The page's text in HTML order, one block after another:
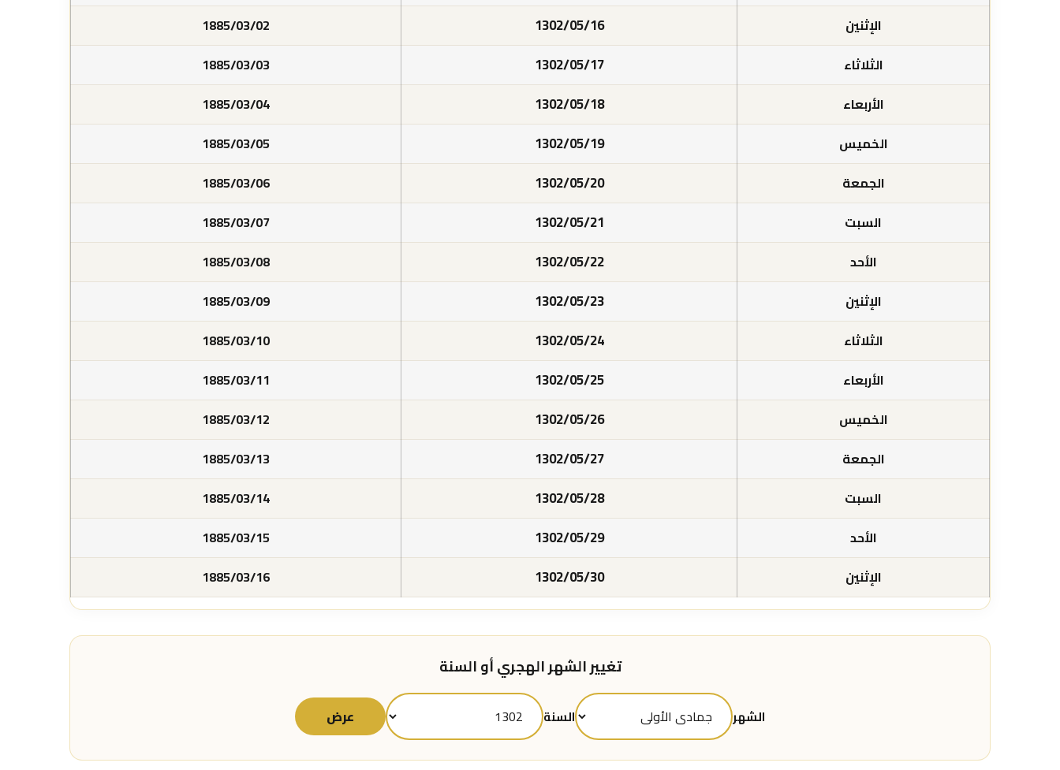
الإثنين
1302/05/16
1885/03/02
الثلاثاء
1302/05/17
1885/03/03
الأربعاء
1302/05/18
1885/03/04
الخميس
1302/05/19
1885/03/05
الجمعة
1302/05/20
1885/03/06
السبت
1302/05/21
1885/03/07
الأحد
1302/05/22
1885/03/08
الإثنين
1302/05/23
1885/03/09
الثلاثاء
1302/05/24
1885/03/10
الأربعاء
1302/05/25
1885/03/11
الخميس
1302/05/26
1885/03/12
الجمعة
1302/05/27
1885/03/13
السبت
1302/05/28
1885/03/14
الأحد
1302/05/29
1885/03/15
الإثنين
1302/05/30
1885/03/16
تغيير الشهر الهجري أو السنة
الشهر السنة عرض